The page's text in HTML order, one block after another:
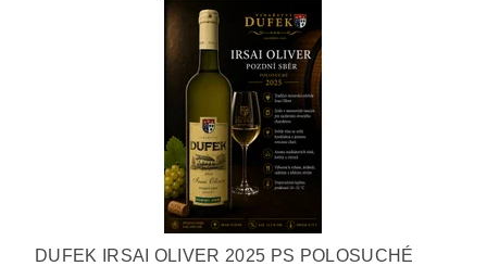
DUFEK IRSAI OLIVER 2025 PS POLOSUCHÉ